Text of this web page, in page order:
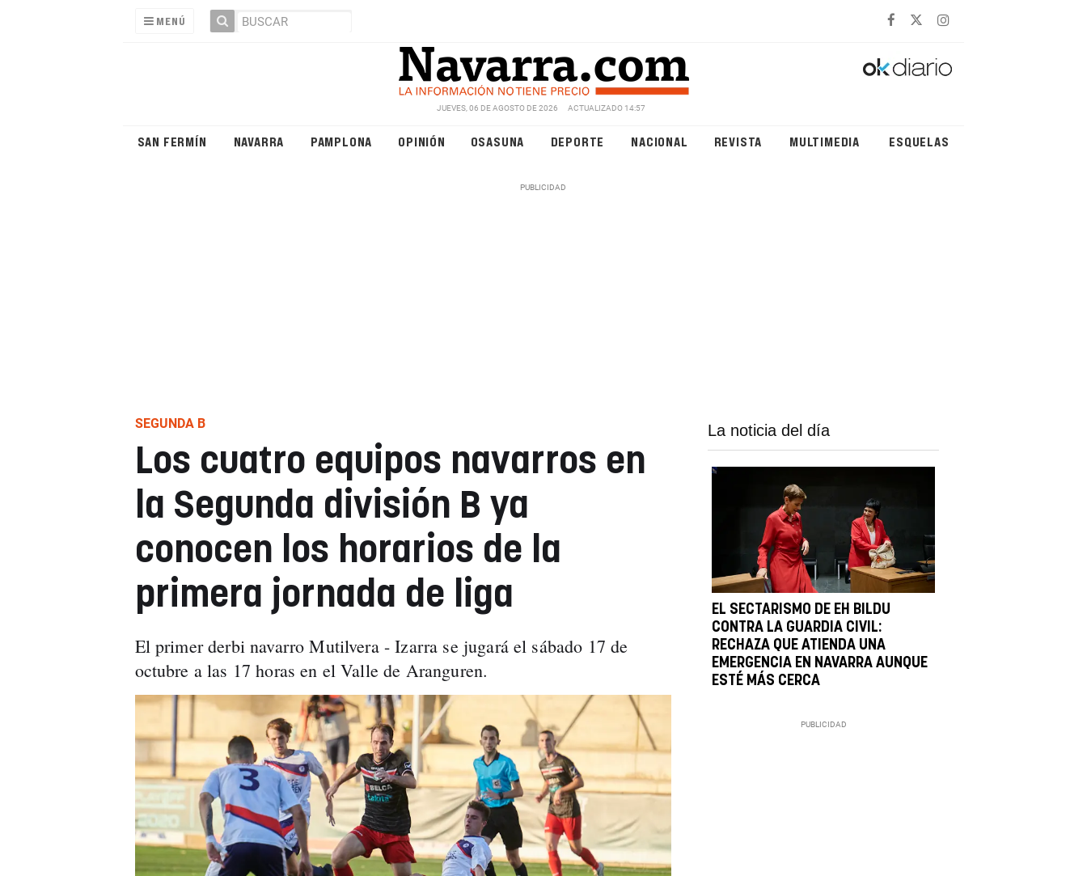
MENÚ
JUEVES, 06 DE AGOSTO DE 2026 ACTUALIZADO 14:57
SAN FERMÍN NAVARRA PAMPLONA OPINIÓN OSASUNA DEPORTE NACIONAL REVISTA MULTIMEDIA ESQUELAS
SEGUNDA B
Los cuatro equipos navarros en
la Segunda división B ya
conocen los horarios de la
primera jornada de liga
El primer derbi navarro Mutilvera - Izarra se jugará el sábado 17 de
octubre a las 17 horas en el Valle de Aranguren.
La noticia del día
EL SECTARISMO DE EH BILDU
CONTRA LA GUARDIA CIVIL:
RECHAZA QUE ATIENDA UNA
EMERGENCIA EN NAVARRA AUNQUE
ESTÉ MÁS CERCA